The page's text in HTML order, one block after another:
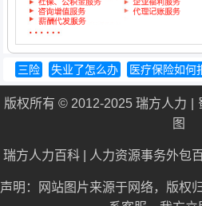
三险 失业了怎么办
医疗保险如何
版权所有 © 2012-2025 瑞方人力
图
瑞方人力百科 人力资源事务外包
声明：网站图片来源于网络，版权